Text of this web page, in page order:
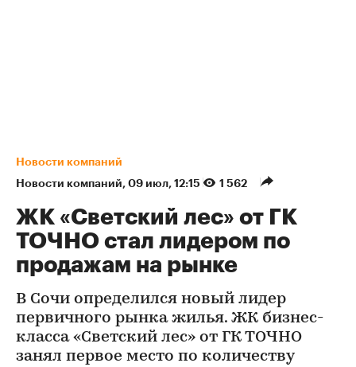
Новости компаний
Новости компаний⁠, 09 июл, 12:15 1 562
ЖК «Светский лес» от ГК
ТОЧНО стал лидером по
продажам на рынке
В Сочи определился новый лидер
первичного рынка жилья. ЖК бизнес-
класса «Светский лес» от ГК ТОЧНО
занял первое место по количеству